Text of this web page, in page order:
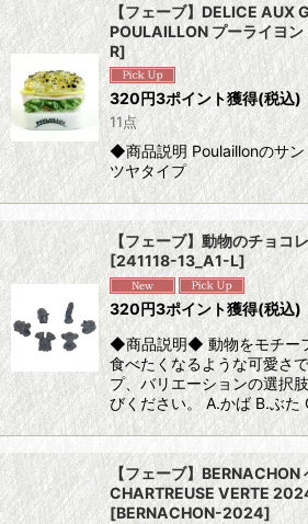
【フェーブ】DELICE AUX
POULAILLON プーライヨ
R]
320円3ポイント獲得(税込)
11点
◆商品説明 Poulaillonのサン
ツヤタイプ
【フェーブ】動物のチョコ
[241118-13_A1-L]
320円3ポイント獲得(税込)
◆商品説明◆ 動物をモチー
食べたくなるような可愛さ
プ、バリエーションの選択
びください。 A.かば B.ぶた
【フェーブ】BERNACHON
CHARTREUSE VERTE
[BERNACHON-2024]